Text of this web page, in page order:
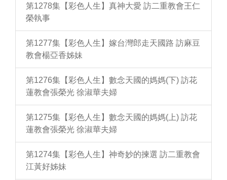
第1278集【彩色人生】真神大愛 訪二重教會王仁
榮執事
第1277集【彩色人生】嫁台灣郎走天國路 訪麻豆
教會楊亞香姊妹
第1276集【彩色人生】數念天國的媽媽(下) 訪花
蓮教會張榮光 徐淑華夫婦
第1275集【彩色人生】數念天國的媽媽(上) 訪花
蓮教會張榮光 徐淑華夫婦
第1274集【彩色人生】神奇妙的揀選 訪二重教會
江黃好姊妹